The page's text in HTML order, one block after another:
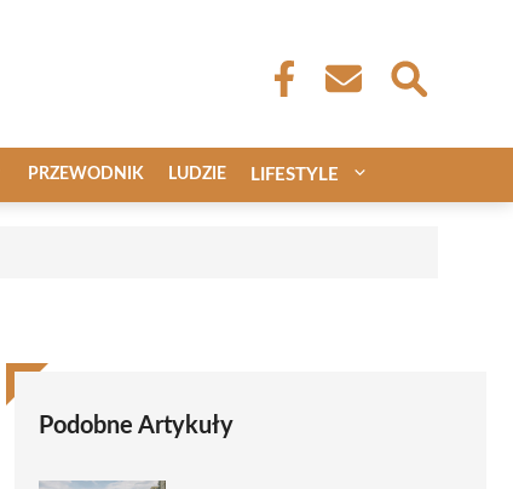
PRZEWODNIK LUDZIE LIFESTYLE
Podobne Artykuły